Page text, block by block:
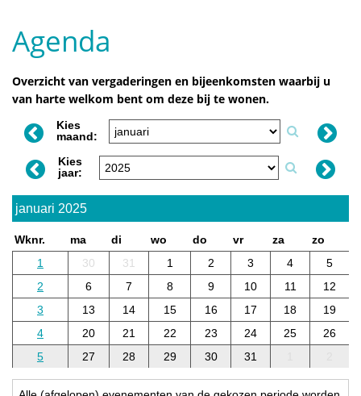
Agenda
Overzicht van vergaderingen en bijeenkomsten waarbij u
van harte welkom bent om deze bij te wonen.
Kies
maand:
Kies
jaar:
januari 2025
Wknr. ma di wo do vr za
zo
1
30 31 1 2 3 4
5
2
6 7 8 9 10 11
12
3
13 14 15 16 17 18
19
4
20 21 22 23 24 25
26
5
27 28 29 30 31